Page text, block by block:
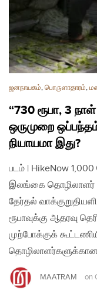
ஜனநாயகம், பொருளாதாரம்,
“730 ரூபா, 3
ஒருமுறை
நியாயமா இது?
படம் | HikeNow
இலங்கை தொழிலாளர்
தேர்தல்
ரூபாவுக்கு ஆதரவு
முற்போக்குக்
தொழிலாளர்களுக்கான
MAATRAM on